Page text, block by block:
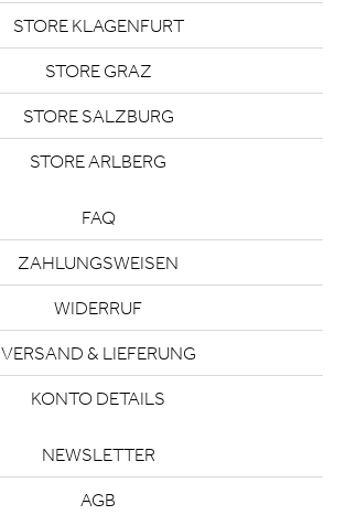
STORE KLAGENFURT
STORE GRAZ
STORE SALZBURG
STORE ARLBERG
FAQ
ZAHLUNGSWEISEN
WIDERRUF
VERSAND & LIEFERUNG
KONTO DETAILS
NEWSLETTER
AGB